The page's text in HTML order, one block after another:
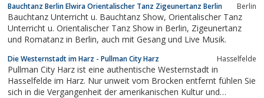
Publikum begeistern kann! Das ist - Quetschenpower Live !Auch
als Duo...
Bauchtanz Berlin Elwira Orientalischer Tanz Zigeunertanz Berlin Berlin
Bauchtanz Unterricht u. Bauchtanz Show, Orientalischer Tanz
Unterricht u. Orientalischer Tanz Show in Berlin, Zigeunertanz
und Romatanz in Berlin, auch mit Gesang und Live Musik.
Die Westernstadt im Harz - Pullman City Harz Hasselfelde
Pullman City Harz ist eine authentische Westernstadt in
Hasselfelde im Harz. Nur unweit vom Brocken entfernt fühlen Sie
sich in die Vergangenheit der amerikanischen Kultur und